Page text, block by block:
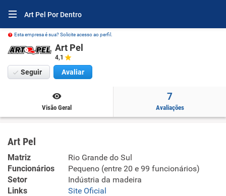
Art Pel Por Dentro
Esta empresa é sua? Solicite acesso ao perfil.
Art Pel
4,1
Seguir Avaliar
Visão Geral
7
Avaliações
Art Pel
Matriz
Rio Grande do Sul
Funcionários
Pequeno (entre 20 e 99 funcionários)
Setor
Indústria da madeira
Links
Site Oficial